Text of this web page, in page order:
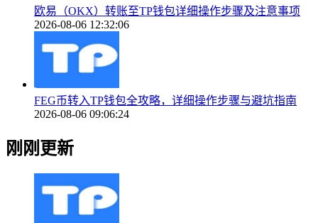
欧易（OKX）转账至TP钱包详细操作步骤及注意事项
2026-08-06 12:32:06
FEG币转入TP钱包全攻略，详细操作步骤与避坑指南
2026-08-06 09:06:24
刚刚更新